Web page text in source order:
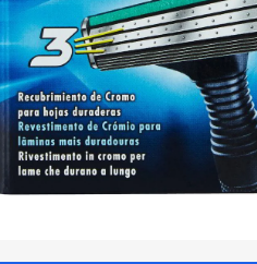
Click to enlarge